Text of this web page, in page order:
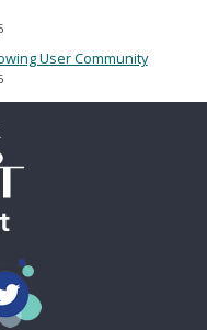
User Community